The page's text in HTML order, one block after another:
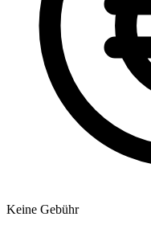
Keine Gebühr